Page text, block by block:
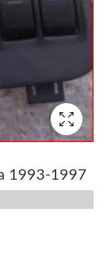
1993-1997